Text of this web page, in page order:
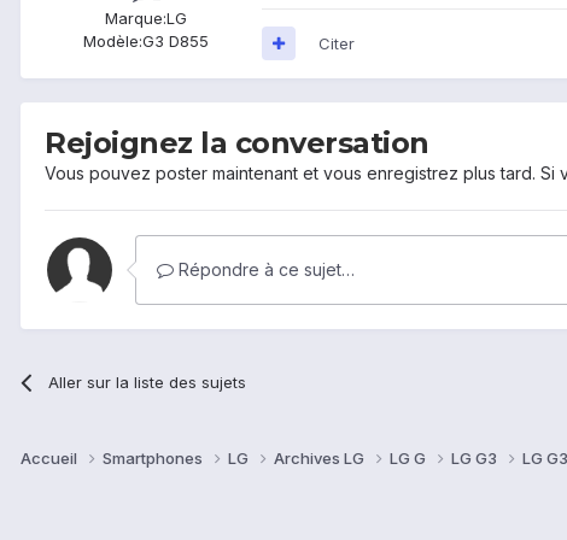
Marque:LG
Modèle:G3 D855 Citer
Rejoignez la conversation
Vous pouvez poster maintenant et vous enregistrez plus tard. Si
Répondre à ce sujet…
Aller sur la liste des sujets
Accueil Smartphones LG Archives LG LG G LG G3 LG